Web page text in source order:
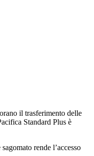
il trasferimento delle
Standard Plus è
rende l’accesso